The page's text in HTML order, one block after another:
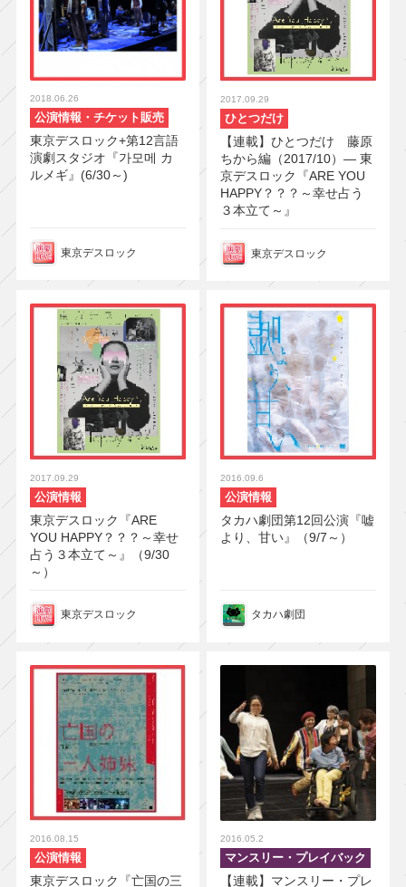
2018.06.26
公演情報・チケット販売
東京デスロック+第12言語
演劇スタジオ『가모메 カ
ルメギ』(6/30～)
東京デスロック
2017.09.29
ひとつだけ
【連載】ひとつだけ 藤原
ちから編（2017/10）― 東
京デスロック『ARE YOU
HAPPY？？？～幸せ占う
３本立て～』
東京デスロック
2017.09.29
公演情報
東京デスロック『ARE
YOU HAPPY？？？～幸せ
占う３本立て～』（9/30
～）
東京デスロック
2016.09.6
公演情報
タカハ劇団第12回公演『嘘
より、甘い』（9/7～）
タカハ劇団
2016.08.15
公演情報
東京デスロック『亡国の三
2016.05.2
マンスリー・プレイバック
【連載】マンスリー・プレ